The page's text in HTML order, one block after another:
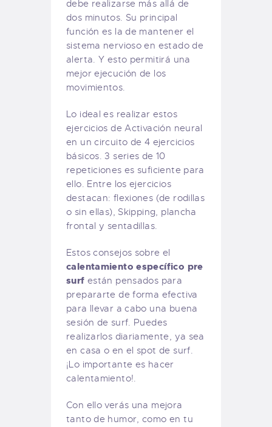
debe realizarse más allá de
dos minutos. Su principal
función es la de mantener el
sistema nervioso en estado de
alerta. Y esto permitirá una
mejor ejecución de los
movimientos.
Lo ideal es realizar estos
ejercicios de Activación neural
en un circuito de 4 ejercicios
básicos. 3 series de 10
repeticiones es suficiente para
ello. Entre los ejercicios
destacan: flexiones (de rodillas
o sin ellas), Skipping, plancha
frontal y sentadillas.
Estos consejos sobre el
calentamiento específico pre
surf están pensados para
prepararte de forma efectiva
para llevar a cabo una buena
sesión de surf. Puedes
realizarlos diariamente, ya sea
en casa o en el spot de surf.
¡Lo importante es hacer
calentamiento!.
Con ello verás una mejora
tanto de humor, como en tu